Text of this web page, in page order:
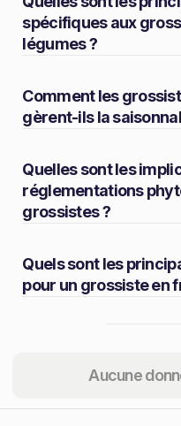
Aucune
spécifiques aux
légumes ?
Comment les
gèrent-ils la
Quelles sont les
réglementations
grossistes ?
Quels sont les
pour un grossiste en